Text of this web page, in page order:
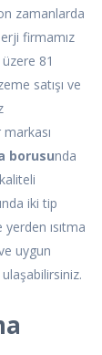
zamanlarda
firmamız
81
satışı ve
borusunda
iki tip
ısıtma
uygun